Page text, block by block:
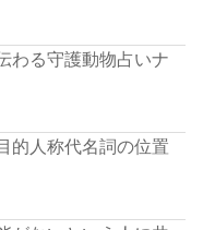
わる守護動物占いナ
的人称代名詞の位置